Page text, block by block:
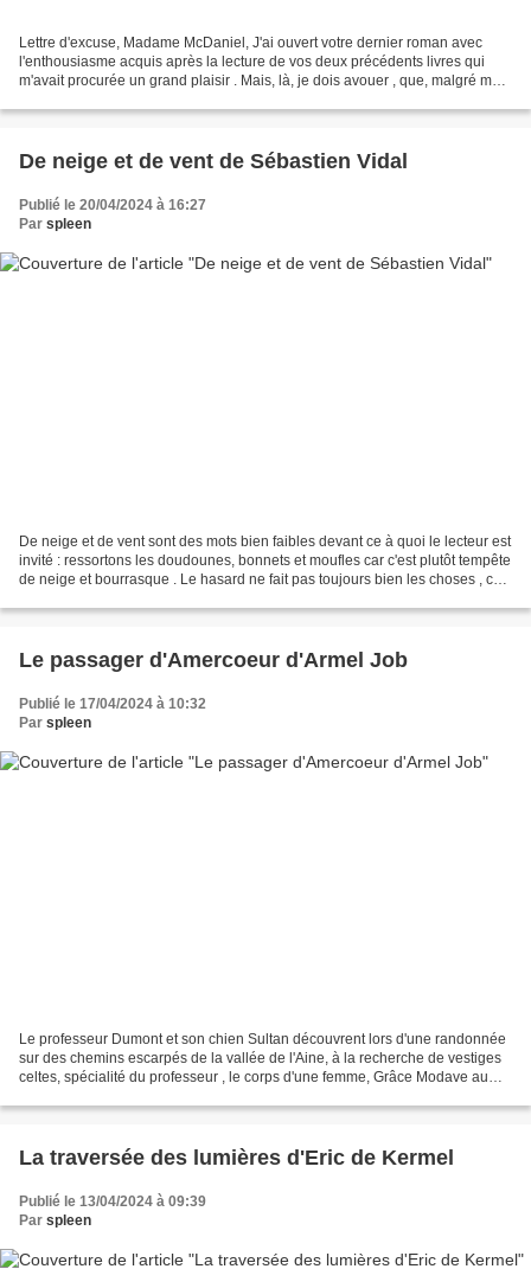
Lettre d'excuse, Madame McDaniel, J'ai ouvert votre dernier roman avec
l'enthousiasme acquis après la lecture de vos deux précédents livres qui
m'avait procurée un grand plaisir . Mais, là, je dois avouer , que, malgré mon
De neige et de vent de Sébastien Vidal
Publié le 20/04/2024 à 16:27
Par spleen
De neige et de vent sont des mots bien faibles devant ce à quoi le lecteur est
invité : ressortons les doudounes, bonnets et moufles car c'est plutôt tempête
de neige et bourrasque . Le hasard ne fait pas toujours bien les choses , car,
Le passager d'Amercoeur d'Armel Job
Publié le 17/04/2024 à 10:32
Par spleen
Le professeur Dumont et son chien Sultan découvrent lors d'une randonnée
sur des chemins escarpés de la vallée de l'Aine, à la recherche de vestiges
celtes, spécialité du professeur , le corps d'une femme, Grâce Modave au
La traversée des lumières d'Eric de Kermel
Publié le 13/04/2024 à 09:39
Par spleen